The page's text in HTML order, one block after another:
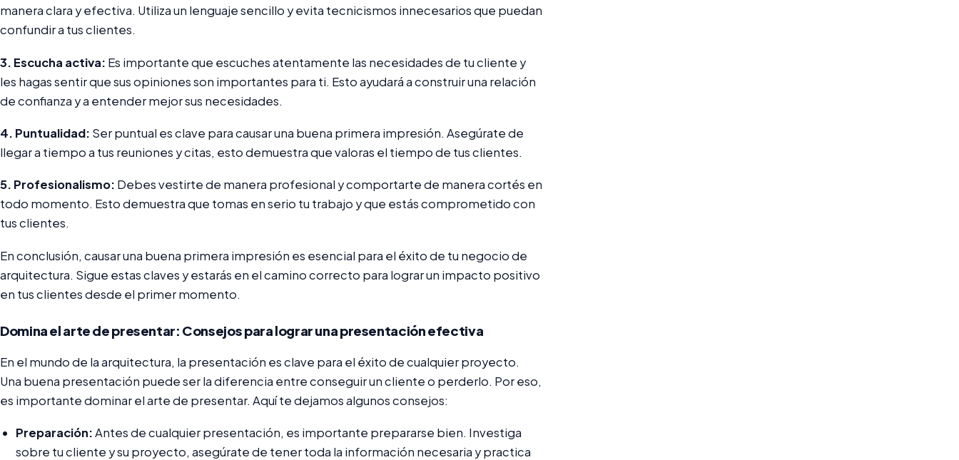
manera clara y efectiva. Utiliza un lenguaje sencillo y evita tecnicismos innecesarios que puedan
confundir a tus clientes.
3. Escucha activa: Es importante que escuches atentamente las necesidades de tu cliente y
les hagas sentir que sus opiniones son importantes para ti. Esto ayudará a construir una relación
de confianza y a entender mejor sus necesidades.
4. Puntualidad: Ser puntual es clave para causar una buena primera impresión. Asegúrate de
llegar a tiempo a tus reuniones y citas, esto demuestra que valoras el tiempo de tus clientes.
5. Profesionalismo: Debes vestirte de manera profesional y comportarte de manera cortés en
todo momento. Esto demuestra que tomas en serio tu trabajo y que estás comprometido con
tus clientes.
En conclusión, causar una buena primera impresión es esencial para el éxito de tu negocio de
arquitectura. Sigue estas claves y estarás en el camino correcto para lograr un impacto positivo
en tus clientes desde el primer momento.
Domina el arte de presentar: Consejos para lograr una presentación efectiva
En el mundo de la arquitectura, la presentación es clave para el éxito de cualquier proyecto.
Una buena presentación puede ser la diferencia entre conseguir un cliente o perderlo. Por eso,
es importante dominar el arte de presentar. Aquí te dejamos algunos consejos:
Preparación:Antes de cualquier presentación, es importante prepararse bien. Investiga
sobre tu cliente y su proyecto, asegúrate de tener toda la información necesaria y practica